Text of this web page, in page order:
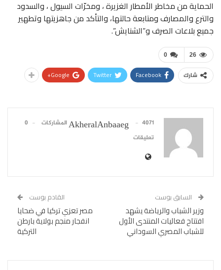
الحماية من مخاطر الأمطار الغزيرة ، ومخرّات السيول ، والسدود
والترع والمصارف ومتابعة حالتها، والتأكد من جاهزيتها وتطهير
جميع بلاعات الصرف و”الشنايش”.
0 26
شارك Facebook
Twitter
Google+
AkheralAnbaaeg 4071 المشاركات
0
تعليقات
السابق بوست
وزير الشباب والرياضة يشهد
افتتاح فعاليات المنتدى الأول
للشباب المصري السوداني
القادم بوست
مصر تعزي تركيا في ضحايا
انفجار منجم بولاية بارطن
التركية